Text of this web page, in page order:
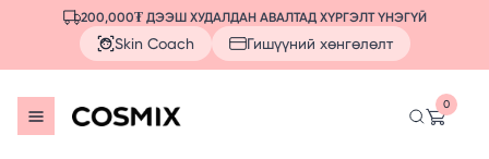
200,000₮ ДЭЭШ ХУДАЛДАН АВАЛТАД ХҮРГЭЛТ ҮНЭГҮЙ
Skin Coach Гишүүний хөнгөлөлт
0